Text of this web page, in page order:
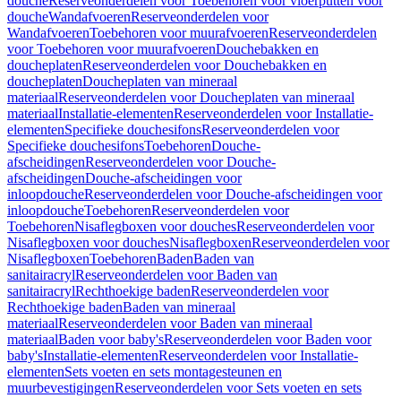
doucheWandafvoerenReserveonderdelen voor
WandafvoerenToebehoren voor muurafvoerenReserveonderdelen
voor Toebehoren voor muurafvoerenDouchebakken en
doucheplatenReserveonderdelen voor Douchebakken en
doucheplatenDoucheplaten van mineraal
materiaalReserveonderdelen voor Doucheplaten van mineraal
materiaalInstallatie-elementenReserveonderdelen voor Installatie-
elementenSpecifieke douchesifonsReserveonderdelen voor
Specifieke douchesifonsToebehorenDouche-
afscheidingenReserveonderdelen voor Douche-
afscheidingenDouche-afscheidingen voor
inloopdoucheReserveonderdelen voor Douche-afscheidingen voor
inloopdoucheToebehorenReserveonderdelen voor
ToebehorenNisaflegboxen voor douchesReserveonderdelen voor
Nisaflegboxen voor douchesNisaflegboxenReserveonderdelen voor
NisaflegboxenToebehorenBadenBaden van
sanitairacrylReserveonderdelen voor Baden van
sanitairacrylRechthoekige badenReserveonderdelen voor
Rechthoekige badenBaden van mineraal
materiaalReserveonderdelen voor Baden van mineraal
materiaalBaden voor baby'sReserveonderdelen voor Baden voor
baby'sInstallatie-elementenReserveonderdelen voor Installatie-
elementenSets voeten en sets montagesteunen en
muurbevestigingenReserveonderdelen voor Sets voeten en sets